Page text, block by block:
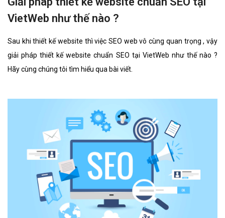
VietWeb như thế nào ?
Sau khi thiết kế website thì việc SEO web vô cùng quan trọng , vậy
giải pháp thiết kế website chuẩn SEO tại VietWeb như thế nào ?
Hãy cùng chúng tôi tìm hiểu qua bài viết.